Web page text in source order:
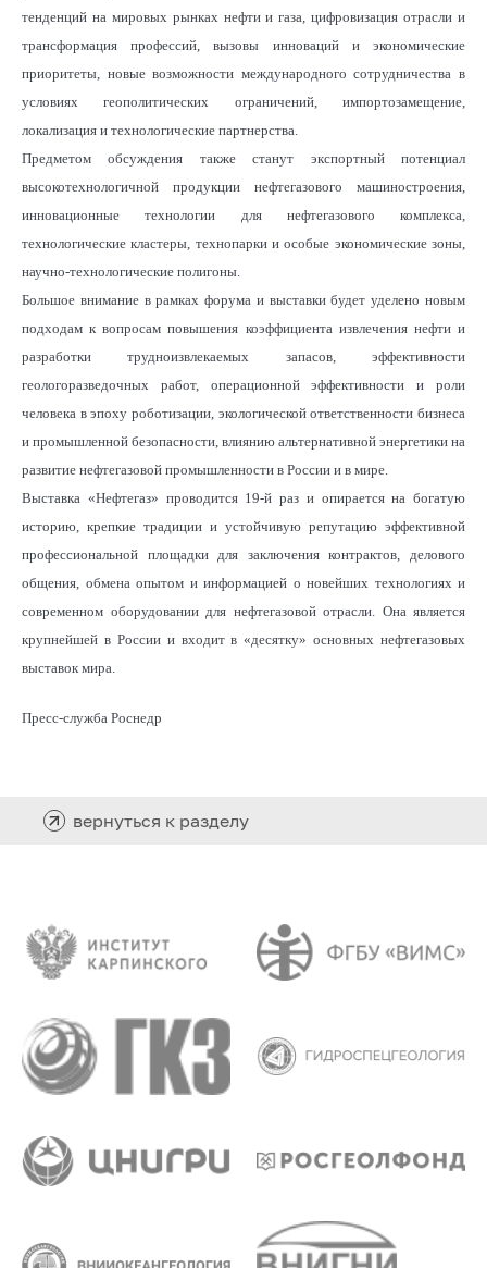
тенденций на мировых рынках нефти и газа, цифровизация отрасли и
трансформация профессий, вызовы инноваций и экономические
приоритеты, новые возможности международного сотрудничества в
условиях геополитических ограничений, импортозамещение,
локализация и технологические партнерства.
Предметом обсуждения также станут экспортный потенциал
высокотехнологичной продукции нефтегазового машиностроения,
инновационные технологии для нефтегазового комплекса,
технологические кластеры, технопарки и особые экономические зоны,
научно-технологические полигоны.
Большое внимание в рамках форума и выставки будет уделено новым
подходам к вопросам повышения коэффициента извлечения нефти и
разработки трудноизвлекаемых запасов, эффективности
геологоразведочных работ, операционной эффективности и роли
человека в эпоху роботизации, экологической ответственности бизнеса
и промышленной безопасности, влиянию альтернативной энергетики на
развитие нефтегазовой промышленности в России и в мире.
Выставка «Нефтегаз» проводится 19-й раз и опирается на богатую
историю, крепкие традиции и устойчивую репутацию эффективной
профессиональной площадки для заключения контрактов, делового
общения, обмена опытом и информацией о новейших технологиях и
современном оборудовании для нефтегазовой отрасли. Она является
крупнейшей в России и входит в «десятку» основных нефтегазовых
выставок мира.
Пресс-служба Роснедр
вернуться к разделу